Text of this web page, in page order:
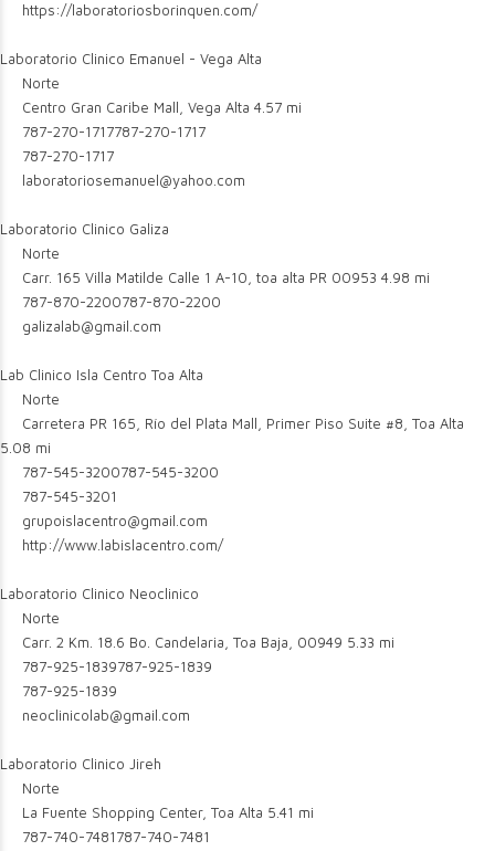
https://laboratoriosborinquen.com/
Laboratorio Clinico Emanuel - Vega Alta
Norte
Centro Gran Caribe Mall, Vega Alta 4.57 mi
787-270-1717787-270-1717
787-270-1717
laboratoriosemanuel@yahoo.com
Laboratorio Clinico Galiza
Norte
Carr. 165 Villa Matilde Calle 1 A-10, toa alta PR 00953 4.98 mi
787-870-2200787-870-2200
galizalab@gmail.com
Lab Clinico Isla Centro Toa Alta
Norte
Carretera PR 165, Río del Plata Mall, Primer Piso Suite #8, Toa Alta
5.08 mi
787-545-3200787-545-3200
787-545-3201
grupoislacentro@gmail.com
http://www.labislacentro.com/
Laboratorio Clinico Neoclinico
Norte
Carr. 2 Km. 18.6 Bo. Candelaria, Toa Baja, 00949 5.33 mi
787-925-1839787-925-1839
787-925-1839
neoclinicolab@gmail.com
Laboratorio Clinico Jireh
Norte
La Fuente Shopping Center, Toa Alta 5.41 mi
787-740-7481787-740-7481